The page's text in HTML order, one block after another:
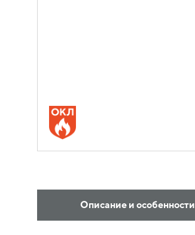
Описание и особенности